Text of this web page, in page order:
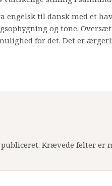
engelsk til dansk med et
og tone.
for det. Det er
Krævede felter er